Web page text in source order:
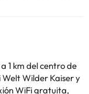
1 km del centro de
Wilder Kaiser y
WiFi gratuita,